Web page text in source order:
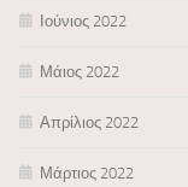
Ιούνιος 2022
Μάιος 2022
Απρίλιος 2022
Μάρτιος 2022